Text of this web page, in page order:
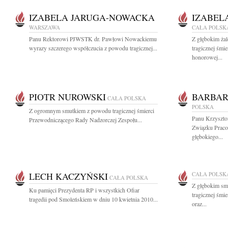
IZABELA JARUGA-NOWACKA
WARSZAWA
Panu Rektorowi PJWSTK dr. Pawłowi Nowackiemu
wyrazy szczerego współczucia z powodu tragicznej...
CAŁA
Z głębokim
tragicznej
honorowej...
PIOTR NUROWSKI CAŁA POLSKA
Z ogromnym smutkiem z powodu tragicznej śmierci
Przewodniczącego Rady Nadzorczej Zespołu...
POLSKA
Panu
Związku
głębokiego...
LECH KACZYŃSKI CAŁA POLSKA
Ku pamięci Prezydenta RP i wszystkich Ofiar
tragedii pod Smoleńskiem w dniu 10 kwietnia 2010...
CAŁA
Z głębokim
tragicznej
oraz...